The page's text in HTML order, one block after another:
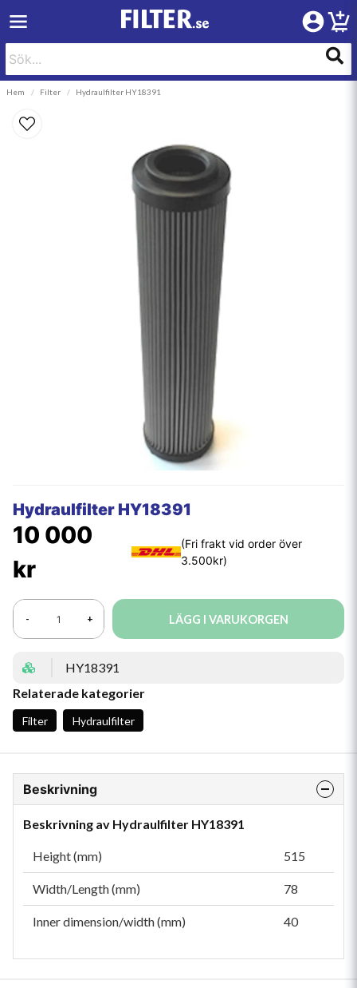
Hem Filter Hydraulfilter HY18391
Hydraulfilter HY18391
10 000
kr
- + LÄGG I VARUKORGEN
HY18391
Relaterade kategorier
Filter Hydraulfilter
Beskrivning
Beskrivning av Hydraulfilter HY18391
Height (mm) 515
Width/Length (mm) 78
Inner dimension/width (mm) 40